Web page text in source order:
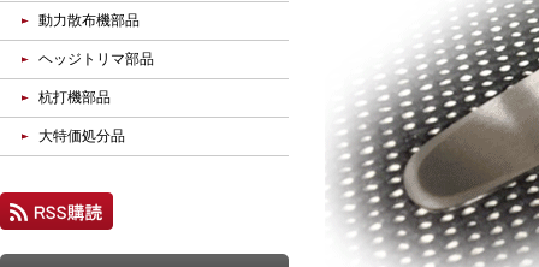
動力散布機部品
ヘッジトリマ部品
杭打機部品
大特価処分品